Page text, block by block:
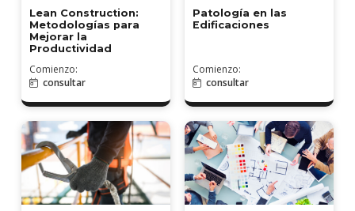
Lean Construction:
Metodologías para
Mejorar la
Productividad
Comienzo:
consultar
Patología en las
Edificaciones
Comienzo:
consultar